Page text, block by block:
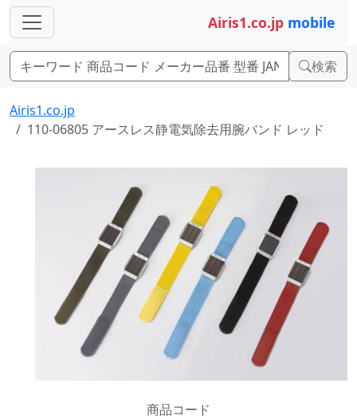
Airis1.co.jp mobile
検索
Airis1.co.jp
110-06805 アースレス静電気除去用腕バンド レッド
商品コード